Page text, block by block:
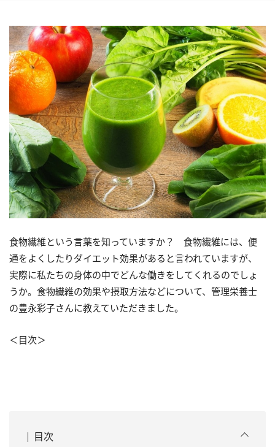
食物繊維という言葉を知っていますか？ 食物繊維には、便
通をよくしたりダイエット効果があると言われていますが、
実際に私たちの身体の中でどんな働きをしてくれるのでしょ
うか。食物繊維の効果や摂取方法などについて、管理栄養士
の豊永彩子さんに教えていただきました。
＜目次＞
目次